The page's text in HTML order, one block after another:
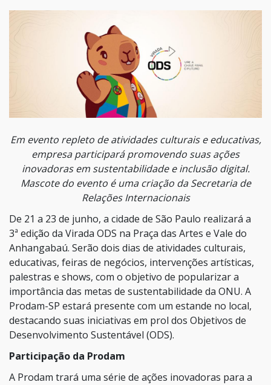
Em evento repleto de atividades culturais e educativas,
empresa participará promovendo suas ações
inovadoras em sustentabilidade e inclusão digital.
Mascote do evento é uma criação da Secretaria de
Relações Internacionais
De 21 a 23 de junho, a cidade de São Paulo realizará a
3ª edição da Virada ODS na Praça das Artes e Vale do
Anhangabaú. Serão dois dias de atividades culturais,
educativas, feiras de negócios, intervenções artísticas,
palestras e shows, com o objetivo de popularizar a
importância das metas de sustentabilidade da ONU. A
Prodam-SP estará presente com um estande no local,
destacando suas iniciativas em prol dos Objetivos de
Desenvolvimento Sustentável (ODS).
Participação da Prodam
A Prodam trará uma série de ações inovadoras para a